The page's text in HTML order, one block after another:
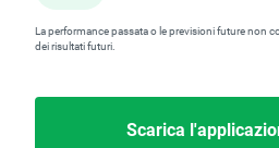
La performance passata o le previsioni future non
dei risultati futuri.
Scarica